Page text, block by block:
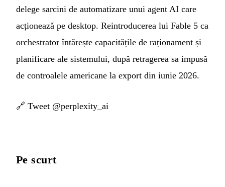
delege sarcini de automatizare unui agent AI care
acționează pe desktop. Reintroducerea lui Fable 5 ca
orchestrator întărește capacitățile de raționament și
planificare ale sistemului, după retragerea sa impusă
de controalele americane la export din iunie 2026.
🔗 Tweet @perplexity_ai
Pe scurt